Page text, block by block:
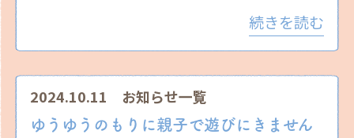
続きを読む
2024.10.11 お知らせ一覧
ゆうゆうのもりに親子で遊びにきません